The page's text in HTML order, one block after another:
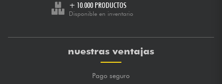
+ 10.000 PRODUCTOS
Disponible en inventario
nuestras ventajas
Pago seguro